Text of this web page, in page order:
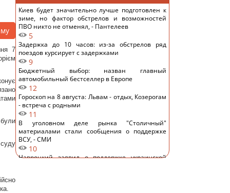
7
Киев будет значительно лучше подготовлен к
зиме, но фактор обстрелов и возможностей
ПВО никто не отменял, - Пантелеев
5
Задержка до 10 часов: из-за обстрелов ряд
поездов курсирует с задержками
9
Бюджетный выбор: назван главный
автомобильный бестселлер в Европе
12
Гороскоп на 8 августа: Львам - отдых, Козерогам
- встреча с родными
11
В уголовном деле рынка "Столичный"
материалами стали сообщения о поддержке
ВСУ, - СМИ
10
Навроцкий заявил о поддержке украинской